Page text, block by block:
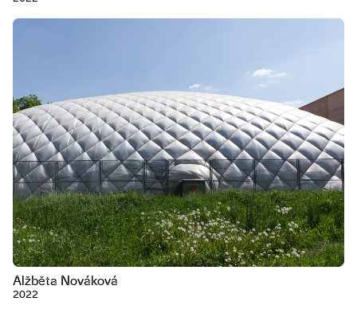
Alžběta Nováková
2022